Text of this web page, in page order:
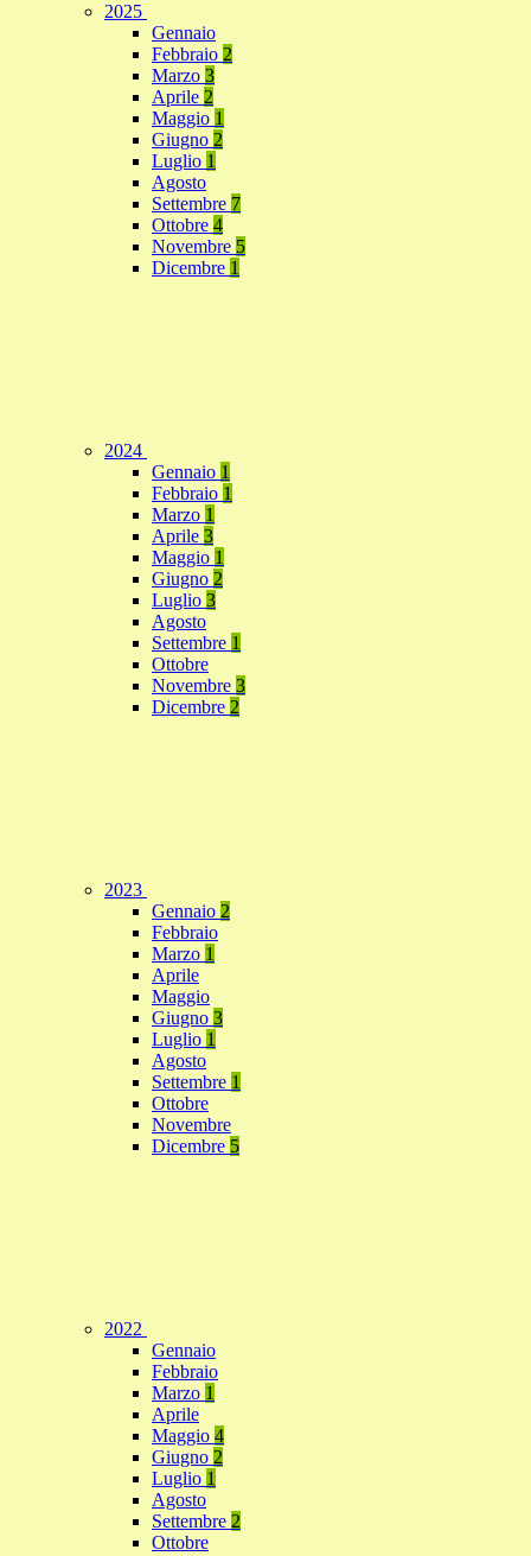
2025
Gennaio
Febbraio 2
Marzo 3
Aprile 2
Maggio 1
Giugno 2
Luglio 1
Agosto
Settembre 7
Ottobre 4
Novembre 5
Dicembre 1
2024
Gennaio 1
Febbraio 1
Marzo 1
Aprile 3
Maggio 1
Giugno 2
Luglio 3
Agosto
Settembre 1
Ottobre
Novembre 3
Dicembre 2
2023
Gennaio 2
Febbraio
Marzo 1
Aprile
Maggio
Giugno 3
Luglio 1
Agosto
Settembre 1
Ottobre
Novembre
Dicembre 5
2022
Gennaio
Febbraio
Marzo 1
Aprile
Maggio 4
Giugno 2
Luglio 1
Agosto
Settembre 2
Ottobre